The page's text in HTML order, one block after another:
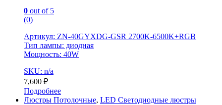
0 out of 5
(0)
Артикул: ZN-40GYXDG-GSR 2700K-6500K+RGB
Тип лампы: диодная
Мощность: 40W
SKU: n/a
7,600 ₽
Подробнее
Люстры Потолочные, LED Светодиодные люстры